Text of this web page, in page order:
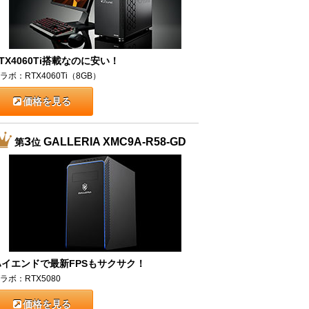
搭載なのに安い！
ボ：RTX4060Ti（8GB）
価格を見る
第3位GALLERIA XMC9A-R58-GD
エンドで最新FPSもサクサク！
ボ：RTX5080
価格を見る